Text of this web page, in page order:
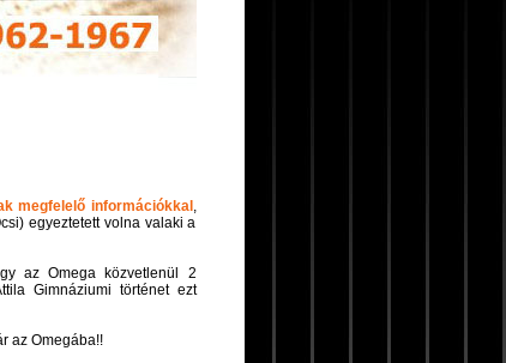
megfelelő információkkal ,
egyeztetett volna valaki a
az Omega közvetlenül 2
Gimnáziumi történet ezt
az Omegába!!